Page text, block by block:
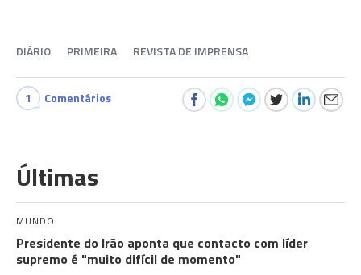
DIÁRIO PRIMEIRA REVISTA DE IMPRENSA
1 Comentários
Últimas
MUNDO
Presidente do Irão aponta que contacto com líder
supremo é "muito difícil de momento"